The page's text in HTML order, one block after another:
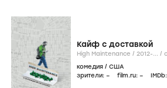
Кайф с доставкой
High Maintenance / 2012-... /
комедия / США
зрители: – film.ru: – IMDb: